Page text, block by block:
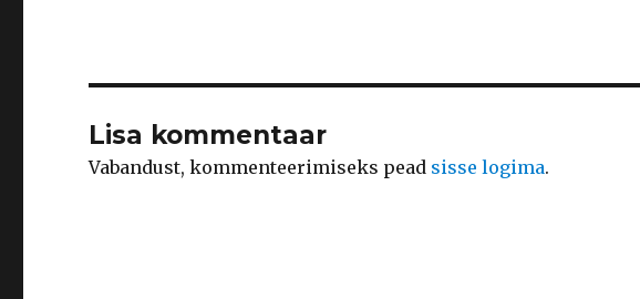
Lisa kommentaar
Vabandust, kommenteerimiseks pead sisse logima.